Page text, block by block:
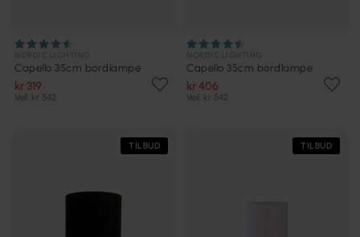
Capello 35cm bordlampe
kr 319
Veil. kr 542
Capello 35cm bordlampe
kr 406
Veil. kr 542
TILBUD TILBUD